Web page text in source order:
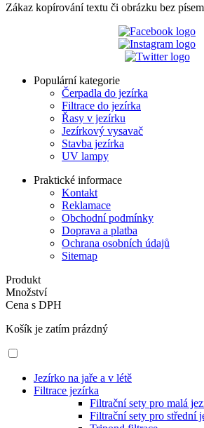
Zákaz kopírování textu či obrázku bez
Populární kategorie
Čerpadla do jezírka
Filtrace do jezírka
Řasy v jezírku
Jezírkový vysavač
Stavba jezírka
UV lampy
Praktické informace
Kontakt
Reklamace
Obchodní podmínky
Doprava a platba
Ochrana osobních údajů
Sitemap
Produkt
Množství
Cena s DPH
Košík je zatím prázdný
Jezírko na jaře a v létě
Filtrace jezírka
Filtrační sety pro malá
Filtrační sety pro střední